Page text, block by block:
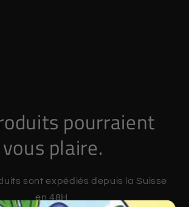
pourraient
vous plaire.
sont expédiés depuis la Suisse
en 48H.